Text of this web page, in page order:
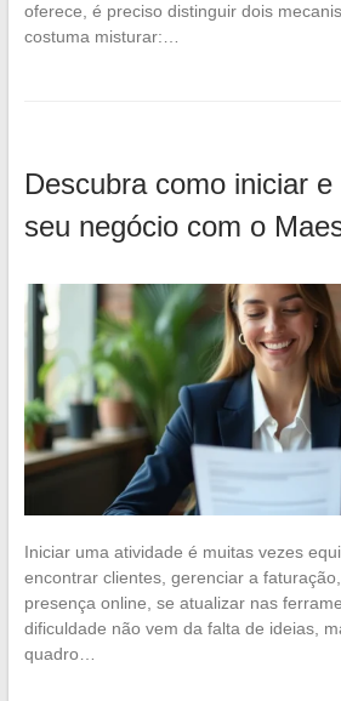
oferece, é preciso distinguir dois
costuma misturar:…
Descubra como iniciar
seu negócio com o
Iniciar uma atividade é muitas vezes
encontrar clientes, gerenciar a
presença online, se atualizar nas
dificuldade não vem da falta de ideias,
quadro…